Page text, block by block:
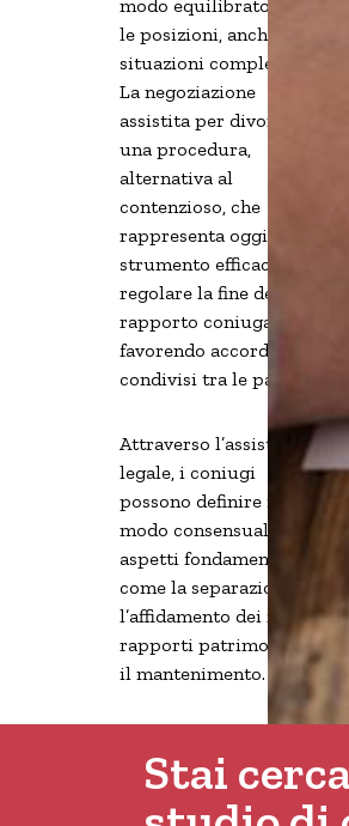
modo equilibrato tutte
le posizioni, anche in
situazioni complesse.
La negoziazione
assistita per divorzio è
una procedura,
alternativa al
contenzioso, che
rappresenta oggi uno
strumento efficace per
regolare la fine del
rapporto coniugale,
favorendo accordi
condivisi tra le parti.
Attraverso l’assistenza
legale, i coniugi
possono definire in
modo consensuale
aspetti fondamentali
come la separazione,
l’affidamento dei figli, i
rapporti patrimoniali e
il mantenimento.
Stai